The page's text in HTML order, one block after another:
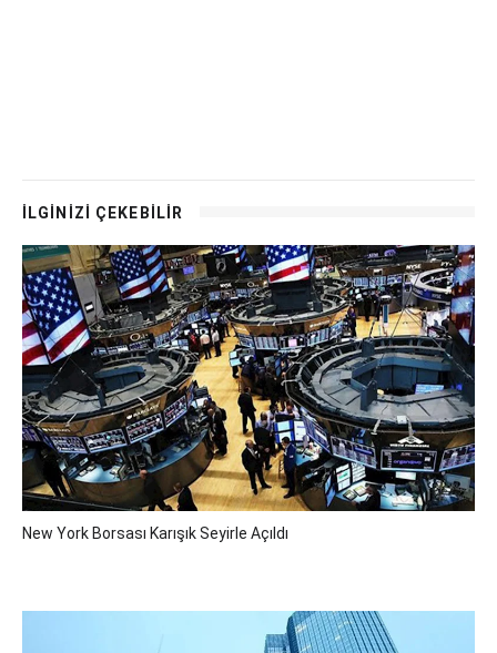
İLGİNİZİ ÇEKEBİLİR
New York Borsası Karışık Seyirle Açıldı